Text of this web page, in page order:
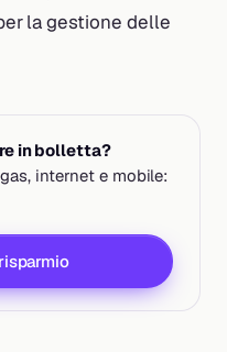
la gestione delle
in bolletta?
internet e mobile: